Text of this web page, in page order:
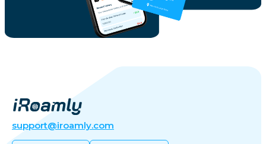
support@iroamly.com